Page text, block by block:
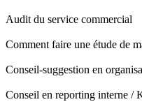
Audit du service commercial
Comment faire une étude de
Conseil-suggestion en
Conseil en reporting interne /